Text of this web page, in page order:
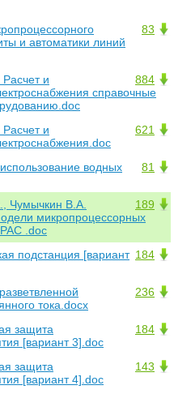
83
и автоматики линий
884
и
справочные
621
и
81
водных
189
Чумычкин В.А.
микропроцессорных
.doc
184
подстанция [вариант
236
тока.docx
184
защита
[вариант 3].doc
143
защита
[вариант 4].doc